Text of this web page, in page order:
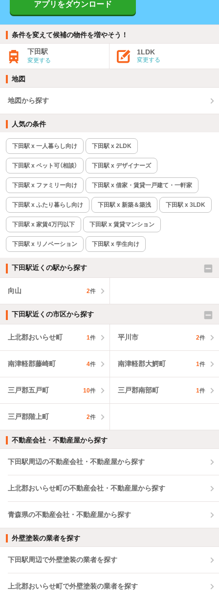
アプリをダウンロード
条件を変えて候補の物件を増やそう！
下田駅
変更する
1LDK
変更する
地図
地図から探す
人気の条件
下田駅 x 一人暮らし向け 下田駅 x 2LDK
下田駅 x ペット可（相談） 下田駅 x デザイナーズ
下田駅 x ファミリー向け 下田駅 x 借家・賃貸一戸建て・一軒家
下田駅 x ふたり暮らし向け 下田駅 x 新築＆築浅 下田駅 x 3LDK
下田駅 x 家賃4万円以下 下田駅 x 賃貸マンション
下田駅 x リノベーション 下田駅 x 学生向け
下田駅近くの駅から探す
向山 2件
下田駅近くの市区から探す
上北郡おいらせ町 1件 平川市 2件
南津軽郡藤崎町 4件 南津軽郡大鰐町 1件
三戸郡五戸町 10件 三戸郡南部町 1件
三戸郡階上町 2件
不動産会社・不動産屋から探す
下田駅周辺の不動産会社・不動産屋から探す
上北郡おいらせ町の不動産会社・不動産屋から探す
青森県の不動産会社・不動産屋から探す
外壁塗装の業者を探す
下田駅周辺で外壁塗装の業者を探す
上北郡おいらせ町で外壁塗装の業者を探す